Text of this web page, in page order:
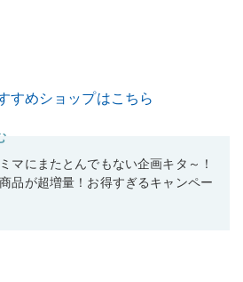
すめショップはこちら
マにまたとんでもない企画キタ～！
品が超増量！お得すぎるキャンペー